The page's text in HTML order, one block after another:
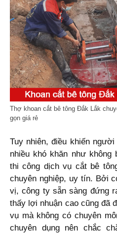
Thợ khoan cắt bê tông Đắk Lắk
gọn giá rẻ
Tuy nhiên, điều khiến
nhiều khó khăn như
thi công dịch vụ cắt bê
chuyên nghiệp, uy tín. Bởi
vị, công ty sẵn sàng đứng
thấy lợi nhuận cao cũng đã
vụ mà không có chuyên
chuyên dụng nên chắc